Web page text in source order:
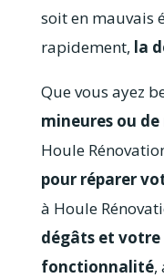
soit en mauvais
rapidement, la
Que vous ayez
mineures ou
Houle
pour réparer
à Houle
dégâts et
fonctionnalité,